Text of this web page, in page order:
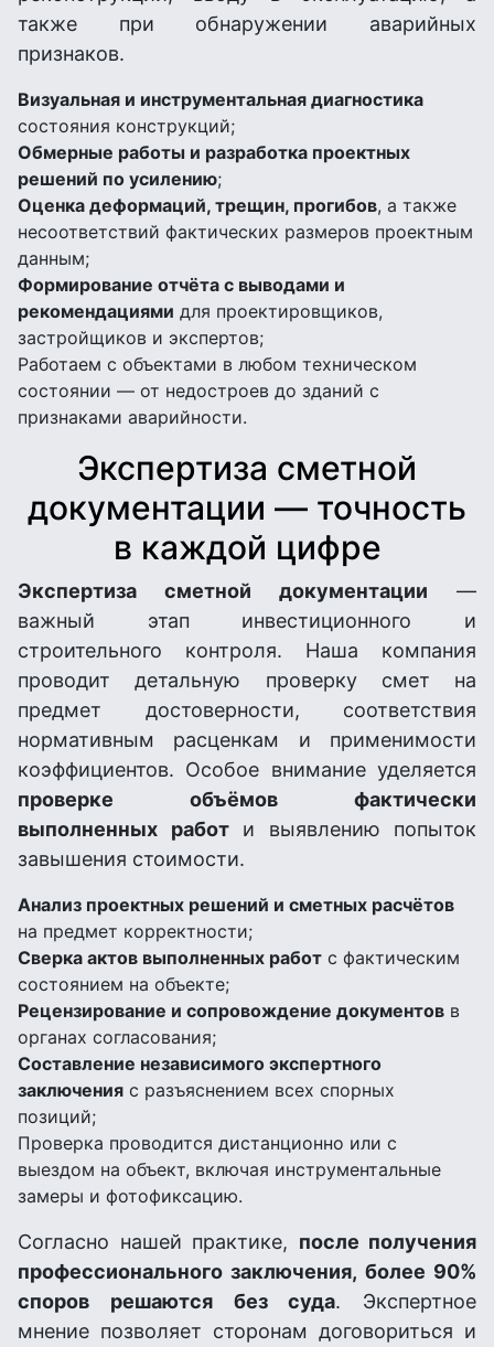
также при обнаружении аварийных
признаков.
Визуальная и инструментальная диагностика
состояния конструкций;
Обмерные работы и разработка проектных
решений по усилению;
Оценка деформаций, трещин, прогибов, а также
несоответствий фактических размеров проектным
данным;
Формирование отчёта с выводами и
рекомендациями для проектировщиков,
застройщиков и экспертов;
Работаем с объектами в любом техническом
состоянии — от недостроев до зданий с
признаками аварийности.
Экспертиза сметной
документации — точность
в каждой цифре
Экспертиза сметной документации —
важный этап инвестиционного и
строительного контроля. Наша компания
проводит детальную проверку смет на
предмет достоверности, соответствия
нормативным расценкам и применимости
коэффициентов. Особое внимание уделяется
проверке объёмов фактически
выполненных работи выявлению попыток
завышения стоимости.
Анализ проектных решений и сметных расчётов
на предмет корректности;
Сверка актов выполненных работ с фактическим
состоянием на объекте;
Рецензирование и сопровождение документов в
органах согласования;
Составление независимого экспертного
заключения с разъяснением всех спорных
позиций;
Проверка проводится дистанционно или с
выездом на объект, включая инструментальные
замеры и фотофиксацию.
Согласно нашей практике, после получения
профессионального заключения, более 90%
споров решаются без суда. Экспертное
мнение позволяет сторонам договориться и